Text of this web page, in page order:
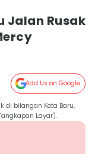
Jalan Rusak
Add Us on Google
di bilangan Kota Baru,
Layar).